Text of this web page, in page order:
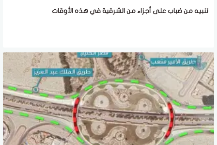
تنبيه من ضباب على أجزاء من الشرقية في هذه الأوقات